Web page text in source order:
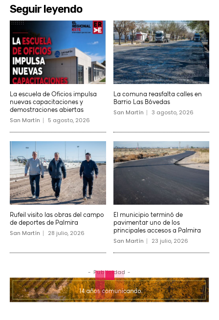
Seguir leyendo
La escuela de Oficios impulsa
nuevas capacitaciones y
demostraciones abiertas
San Martín 5 agosto, 2026
La comuna reasfalta calles en
Barrio Las Bóvedas
San Martín 3 agosto, 2026
Rufeil visito las obras del campo
de deportes de Palmira
San Martín 28 julio, 2026
El municipio terminó de
pavimentar uno de los
principales accesos a Palmira
San Martín 23 julio, 2026
- Publicidad -